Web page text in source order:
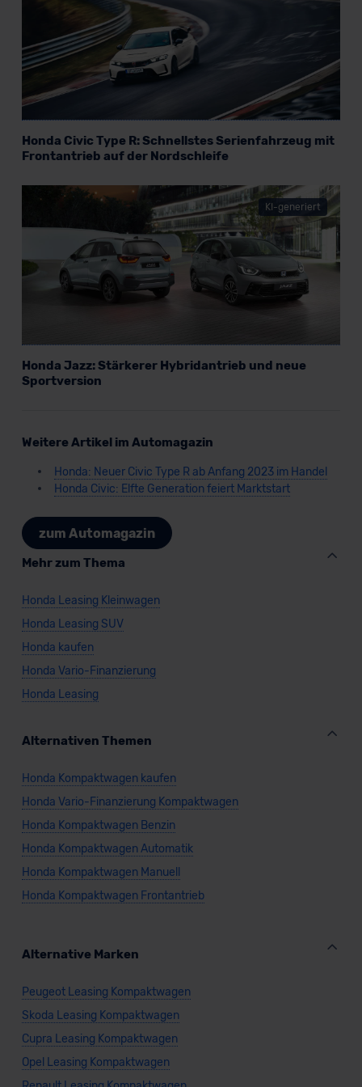
Honda Civic Type R: Schnellstes Serienfahrzeug mit
Frontantrieb auf der Nordschleife
KI-generiert
Honda Jazz: Stärkerer Hybridantrieb und neue
Sportversion
Weitere Artikel im Automagazin
Honda: Neuer Civic Type R ab Anfang 2023 im Handel
Honda Civic: Elfte Generation feiert Marktstart
zum Automagazin
Mehr zum Thema
Honda Leasing Kleinwagen
Honda Leasing SUV
Honda kaufen
Honda Vario-Finanzierung
Honda Leasing
Alternativen Themen
Honda Kompaktwagen kaufen
Honda Vario-Finanzierung Kompaktwagen
Honda Kompaktwagen Benzin
Honda Kompaktwagen Automatik
Honda Kompaktwagen Manuell
Honda Kompaktwagen Frontantrieb
Alternative Marken
Peugeot Leasing Kompaktwagen
Skoda Leasing Kompaktwagen
Cupra Leasing Kompaktwagen
Opel Leasing Kompaktwagen